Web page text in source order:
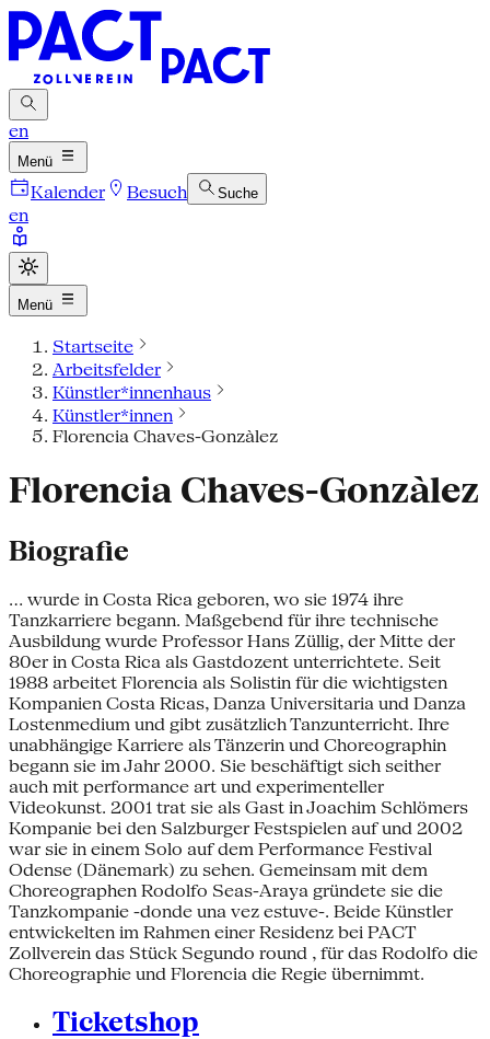
en
Menü
Kalender Besuch Suche
en
Menü
Startseite
Arbeitsfelder
Künstler*innenhaus
Künstler*innen
Florencia Chaves-Gonzàlez
Florencia Chaves-Gonzàlez
Biografie
... wurde in Costa Rica geboren, wo sie 1974 ihre
Tanzkarriere begann. Maßgebend für ihre technische
Ausbildung wurde Professor Hans Züllig, der Mitte der
80er in Costa Rica als Gastdozent unterrichtete. Seit
1988 arbeitet Florencia als Solistin für die wichtigsten
Kompanien Costa Ricas, Danza Universitaria und Danza
Lostenmedium und gibt zusätzlich Tanzunterricht. Ihre
unabhängige Karriere als Tänzerin und Choreographin
begann sie im Jahr 2000. Sie beschäftigt sich seither
auch mit performance art und experimenteller
Videokunst. 2001 trat sie als Gast in Joachim Schlömers
Kompanie bei den Salzburger Festspielen auf und 2002
war sie in einem Solo auf dem Performance Festival
Odense (Dänemark) zu sehen. Gemeinsam mit dem
Choreographen Rodolfo Seas-Araya gründete sie die
Tanzkompanie -donde una vez estuve-. Beide Künstler
entwickelten im Rahmen einer Residenz bei PACT
Zollverein das Stück Segundo round , für das Rodolfo die
Choreographie und Florencia die Regie übernimmt.
Ticketshop